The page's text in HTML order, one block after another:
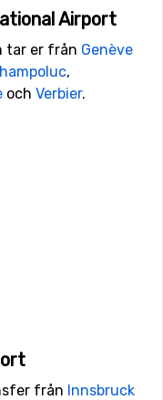
Airport
tar er från Genève
,
och Verbier.
från Innsbruck